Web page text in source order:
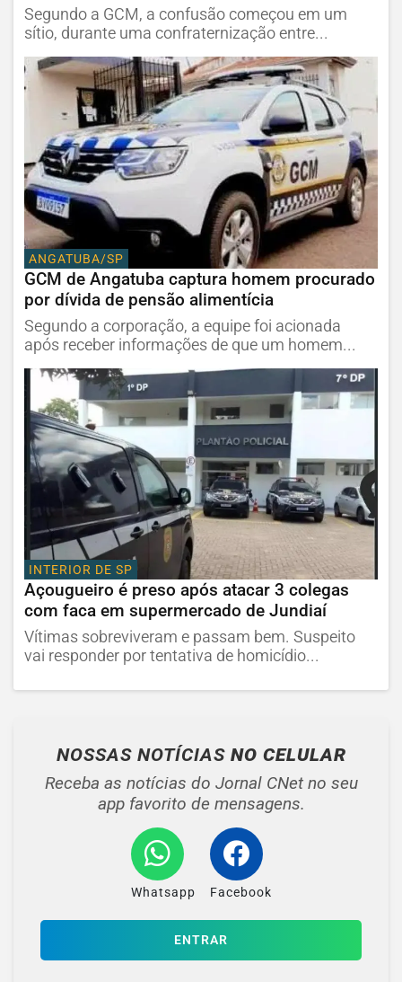
Segundo a GCM, a confusão começou em um
sítio, durante uma confraternização entre...
ANGATUBA/SP
GCM de Angatuba captura homem procurado
por dívida de pensão alimentícia
Segundo a corporação, a equipe foi acionada
após receber informações de que um homem...
INTERIOR DE SP
Açougueiro é preso após atacar 3 colegas
com faca em supermercado de Jundiaí
Vítimas sobreviveram e passam bem. Suspeito
vai responder por tentativa de homicídio...
NOSSAS NOTÍCIAS NO CELULAR
Receba as notícias do Jornal CNet no seu
app favorito de mensagens.
Whatsapp Facebook
ENTRAR